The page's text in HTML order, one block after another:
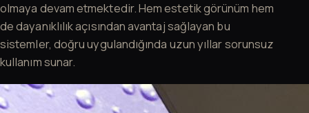
olmaya devam etmektedir. Hem estetik görünüm hem
de dayanıklılık açısından avantaj sağlayan bu
sistemler, doğru uygulandığında uzun yıllar sorunsuz
kullanım sunar.